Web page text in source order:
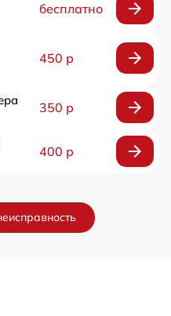
бесплатно
450 р
350 р
400 р